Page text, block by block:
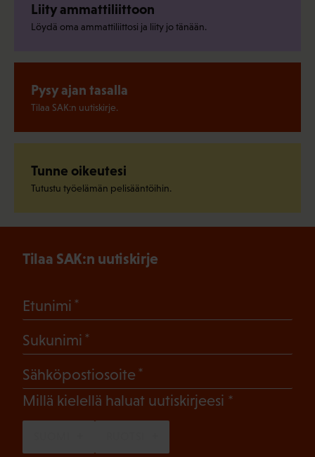
Liity ammattiliittoon
Löydä oma ammattiliittosi ja liity jo tänään.
Pysy ajan tasalla
Tilaa SAK:n uutiskirje.
Tunne oikeutesi
Tutustu työelämän pelisääntöihin.
Tilaa SAK:n uutiskirje
Etunimi
Sukunimi
Sähköpostiosoite
Millä kielellä haluat uutiskirjeesi (Pakollinen)